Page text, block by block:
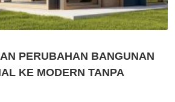
PERUBAHAN BANGUNAN
KE MODERN TANPA